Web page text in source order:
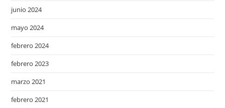
junio 2024
mayo 2024
febrero 2024
febrero 2023
marzo 2021
febrero 2021